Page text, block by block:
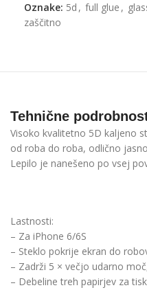
Oznake: 5d , full glue ,
zaščitno
Tehnične
Visoko kvalitetno 5D kaljeno
od roba do roba, odlično
Lepilo je nanešeno po vsej
Lastnosti:
– Za iPhone 6/6S
– Steklo pokrije ekran do
– Zadrži 5 × večjo udarno
– Debeline treh papirjev za